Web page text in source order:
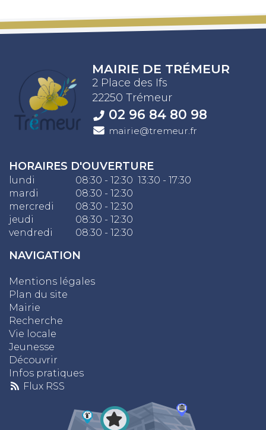
MAIRIE DE TRÉMEUR
2 Place des Ifs
22250 Trémeur
02 96 84 80 98
mairie@tremeur.fr
HORAIRES D'OUVERTURE
lundi
08:30 - 12:30 13:30 - 17:30
mardi
08:30 - 12:30
mercredi 08:30 - 12:30
jeudi
08:30 - 12:30
vendredi
08:30 - 12:30
NAVIGATION
Mentions légales
Plan du site
Mairie
Recherche
Vie locale
Jeunesse
Découvrir
Infos pratiques
Flux RSS